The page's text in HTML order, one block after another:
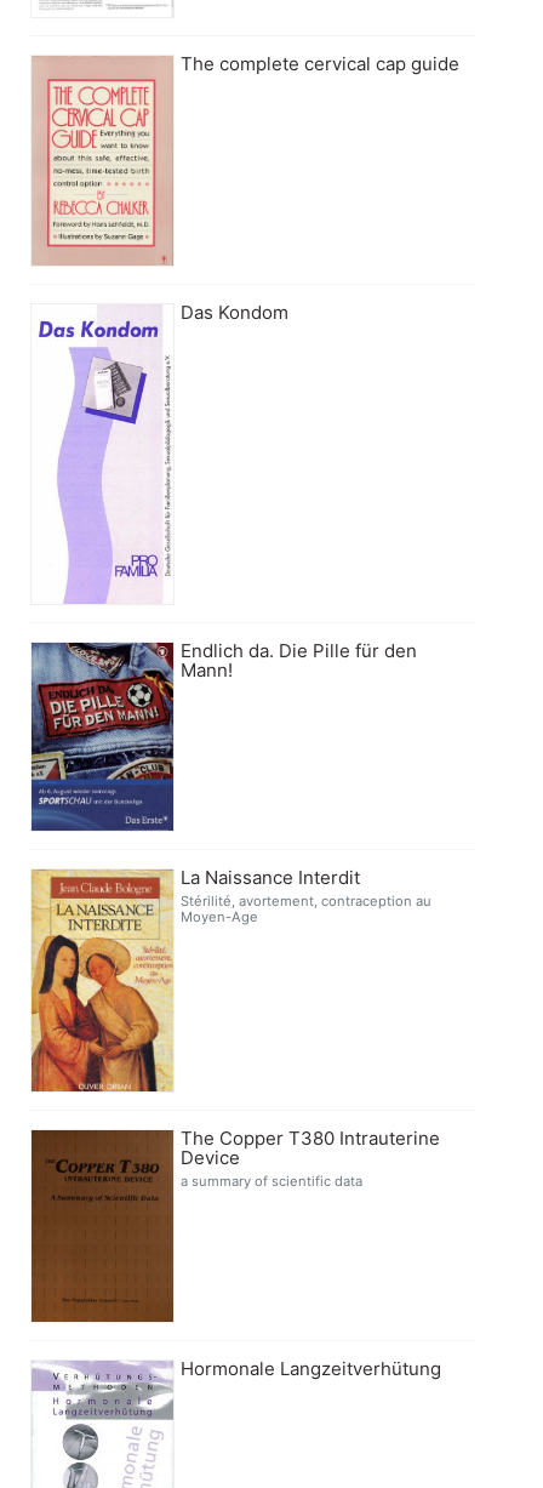
The complete cervical cap guide
Das Kondom
Endlich da. Die Pille für den
Mann!
La Naissance Interdit
Stérilité, avortement, contraception au
Moyen-Age
The Copper T380 Intrauterine
Device
a summary of scientific data
Hormonale Langzeitverhütung